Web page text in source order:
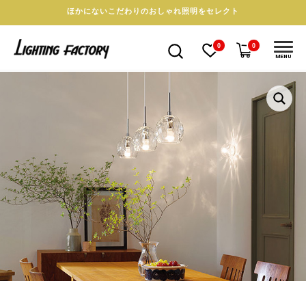
ほかにないこだわりのおしゃれ照明をセレクト
0 0
MENU